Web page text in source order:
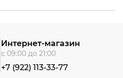
Интернет-магазин
с 09:00 до 21:00
+7 (922) 113-33-77